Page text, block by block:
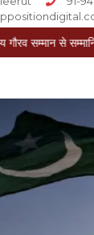
सोनी के